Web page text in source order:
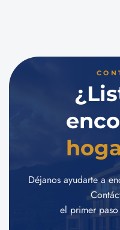
Déjanos ayudarte a
el primer